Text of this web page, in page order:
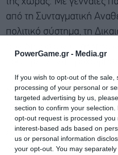
PowerGame.gr - Media.gr
If you wish to opt-out of the
processing of your personal or
targeted advertising by us,
section to confirm your
opt-out request is processed you
interest-based ads based on
us or personal information
your opt-out. You may
από τη Συνταγματική
πολιτικό σύστημα, τη
των δημοσίων
προτεραιότητα στις
διατήρηση υψηλού
πατρίδα μας».
Ασκώντας κριτική στην
«Οι αντίπαλοι μας